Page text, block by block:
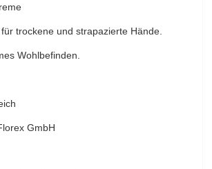
trockene und strapazierte Hände.
Wohlbefinden.
GmbH